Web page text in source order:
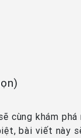
cùng khám
bài viết này